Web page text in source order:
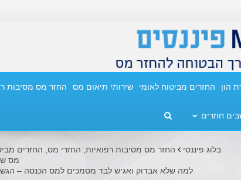
הון החזרים מביטוח לאומי שירותי תיאום מס החזר מס מסיבות
חוזרים
בלוג פיננסי החזר מס מסיבות רפואיות החזרי מס החזרים
מס
למה שלא אבדוק ואגיש לבד מסמכים למס הכנסה –